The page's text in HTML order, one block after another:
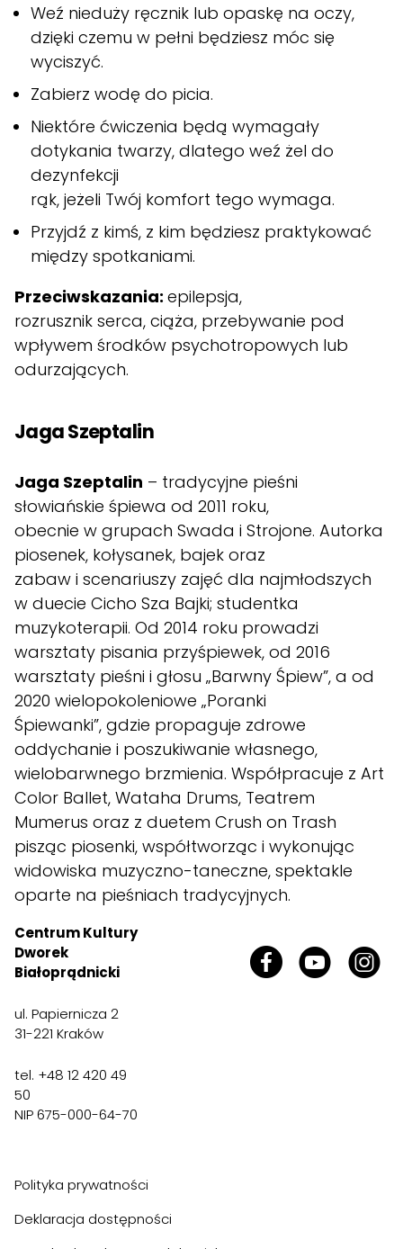
Weź nieduży ręcznik lub opaskę na oczy,
dzięki czemu w pełni będziesz móc się
wyciszyć.
Zabierz wodę do picia.
Niektóre ćwiczenia będą wymagały
dotykania twarzy, dlatego weź żel do
dezynfekcji
rąk, jeżeli Twój komfort tego wymaga.
Przyjdź z kimś, z kim będziesz praktykować
między spotkaniami.
Przeciwskazania: epilepsja,
rozrusznik serca, ciąża, przebywanie pod
wpływem środków psychotropowych lub
odurzających.
Jaga Szeptalin
Jaga Szeptalin – tradycyjne pieśni
słowiańskie śpiewa od 2011 roku,
obecnie w grupach Swada i Strojone. Autorka
piosenek, kołysanek, bajek oraz
zabaw i scenariuszy zajęć dla najmłodszych
w duecie Cicho Sza Bajki; studentka
muzykoterapii. Od 2014 roku prowadzi
warsztaty pisania przyśpiewek, od 2016
warsztaty pieśni i głosu „Barwny Śpiew”, a od
2020 wielopokoleniowe „Poranki
Śpiewanki”, gdzie propaguje zdrowe
oddychanie i poszukiwanie własnego,
wielobarwnego brzmienia. Współpracuje z Art
Color Ballet, Wataha Drums, Teatrem
Mumerus oraz z duetem Crush on Trash
pisząc piosenki, współtworząc i wykonując
widowiska muzyczno-taneczne, spektakle
oparte na pieśniach tradycyjnych.
Centrum Kultury
Dworek
Białoprądnicki
ul. Papiernicza 2
31-221 Kraków
tel. +48 12 420 49
50
NIP 675-000-64-70
Polityka prywatności
Deklaracja dostępności